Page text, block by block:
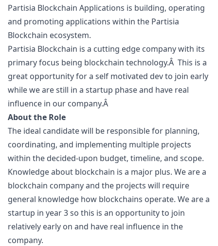
Partisia Blockchain Applications is building, operating
and promoting applications within the Partisia
Blockchain ecosystem.
Partisia Blockchain is a cutting edge company with its
primary focus being blockchain technology.Â This is a
great opportunity for a self motivated dev to join early
while we are still in a startup phase and have real
influence in our company.Â
About the Role
The ideal candidate will be responsible for planning,
coordinating, and implementing multiple projects
within the decided-upon budget, timeline, and scope.
Knowledge about blockchain is a major plus. We are a
blockchain company and the projects will require
general knowledge how blockchains operate. We are a
startup in year 3 so this is an opportunity to join
relatively early on and have real influence in the
company.